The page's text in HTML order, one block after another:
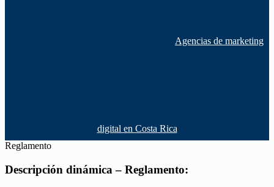
Agencias de marketing
digital en Costa Rica
Reglamento
Descripción dinámica – Reglamento: